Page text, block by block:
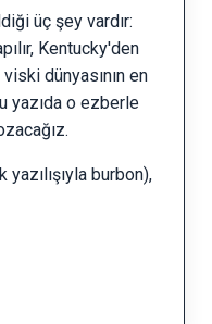
üç şey vardır:
Kentucky'den
dünyasının en
yazıda o ezberle
yazılışıyla burbon),